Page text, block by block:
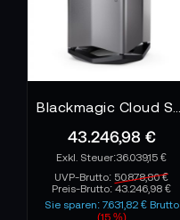
43.246,98 €
36.039,15 €
UVP-Brutto: 50.878,80 €
Preis-Brutto:43.246,98 €
Sie sparen: 7.631,82 € Brutto
(15 %)